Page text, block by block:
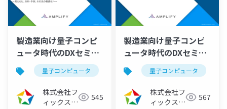
製造業向け量子コンピ
ュータ時代のDXセミナ
ー ～見える化、予測・
分析、その先の最適化
へ～（2022/01/26）
量子コンピュータ 量子アニーリング イジングマ
株式会社フ
ィックスタ
545
製造業向け量子コンピ
ュータ時代のDXセミナ
ー ～生産工程効率化に
向けた新たなご提案～
（2021/11/29）
量子コンピュータ
株式会社フ
ィックスタ
567